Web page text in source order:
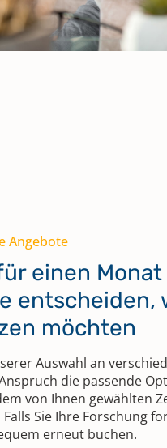
Angebote
einen
entscheiden,
möchten
Auswahl an
die passende
von Ihnen gewählten
Falls Sie Ihre Forschung
erneut buchen.